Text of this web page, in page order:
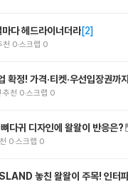
다 헤드라이너더라[2]
천 0 스크랩 0
정! 가격·티켓·우선입장권까지
추천 0 스크랩 0
다귀 디자인에 왈왈이 반응은?
0 스크랩 0